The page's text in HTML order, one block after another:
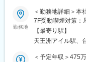
療への貢献など、
変更の範囲：会社
医療用医薬品、医
品、一般用医薬品
ー、35万アイテ
応できています。
開業・開局時の情
■業務内容
営業チームの主な
割／修理3割／品
既存8：新規2とな
となく営業活動に
勤務地
＜勤務地詳細＞本
7F受動喫煙対策：
【最寄り駅】
天王洲アイル駅、
＜予定年収＞475